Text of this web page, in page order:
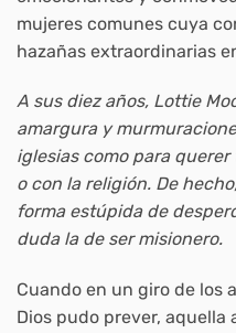
mujeres comunes cuya
hazañas extraordinarias
A sus diez años, Lottie
amargura y
iglesias como para
o con la religión. De
forma estúpida de
duda la de ser misionero.
Cuando en un giro de los
Dios pudo prever, aquella